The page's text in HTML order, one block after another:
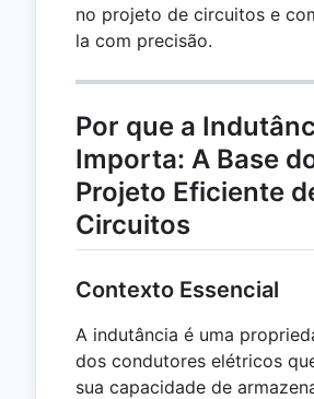
no projeto de circuitos e
la com precisão.
Por que a
Importa: A Base
Projeto Eficiente
Circuitos
Contexto Essencial
A indutância é uma
dos condutores elétricos
sua capacidade de